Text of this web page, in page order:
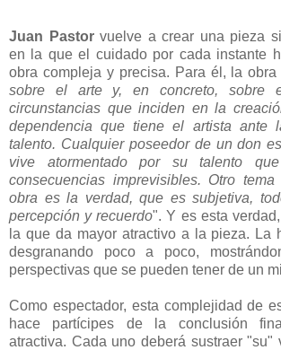
Juan Pastorvuelve a crear una pieza
en la que el cuidado por cada instante
obra compleja y precisa. Para él, la
sobre el arte y, en concreto, sobre
circunstancias que inciden en la
dependencia que tiene el artista ante
talento. Cualquier poseedor de un don
vive atormentado por su talento
consecuencias imprevisibles. Otro
obra es la verdad, que es subjetiva,
percepción y recuerdo". Y es esta
la que da mayor atractivo a la pieza. La
desgranando poco a poco,
perspectivas que se pueden tener de un
Como espectador, esta complejidad de
hace partícipes de la conclusión
atractiva. Cada uno deberá sustraer "su"